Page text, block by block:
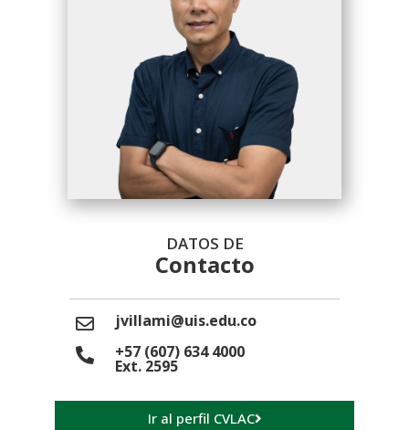
DATOS DE
Contacto
jvillami@uis.edu.co
+57 (607) 634 4000
Ext. 2595
Ir al perfil CVLAC